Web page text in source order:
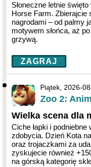
Słoneczne letnie
Horse Farm. Zbierajcie
nagrodami – od palmy
motywem słońca, aż
grzywą.
ZAGRAJ
Piątek, 2026-
Zoo 2:
Wielka scena dla
Ciche łapki i
zdobycia. Dzień Kota
oraz trojaczkami za
zyskujecie również
na górską kategorię